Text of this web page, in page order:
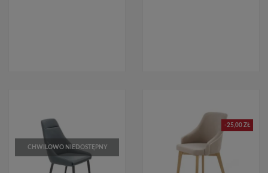
CHWILOWO NIEDOSTĘPNY
-25,00 ZŁ